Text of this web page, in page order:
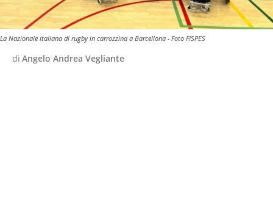
La Nazionale italiana di rugby in carrozzina a Barcellona - Foto FISPES
di Angelo Andrea Vegliante